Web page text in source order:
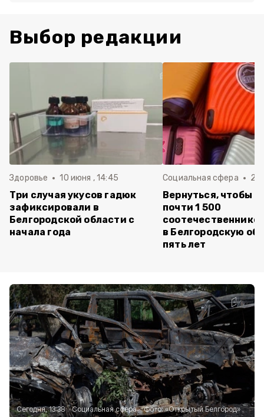
Выбор редакции
Здоровье 10 июня , 14:45
Три случая укусов гадюк
зафиксировали в
Белгородской области с
начала года
Социальная сфера 20
Вернуться, чтобы
почти 1 500
в Белгородскую
пять лет
Сегодня, 13:38 Социальная сфера Фото:«Открытый Белгород»